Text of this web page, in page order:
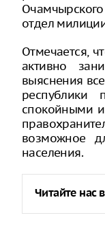
отдел
Отмечается,
активно
выяснения
республики
спокойными и
возможное
населения.
Читайте нас в